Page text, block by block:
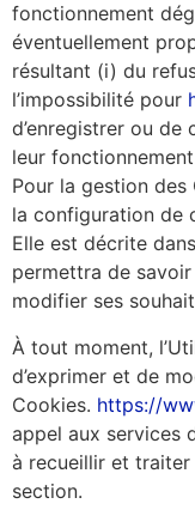
fonctionnement
éventuellement
résultant (i) du
l’impossibilité pour
d’enregistrer ou de
leur
Pour la gestion des
la configuration de
Elle est décrite
permettra de
modifier ses
À tout moment,
d’exprimer et de
Cookies. https://
appel aux services
à recueillir et
section.